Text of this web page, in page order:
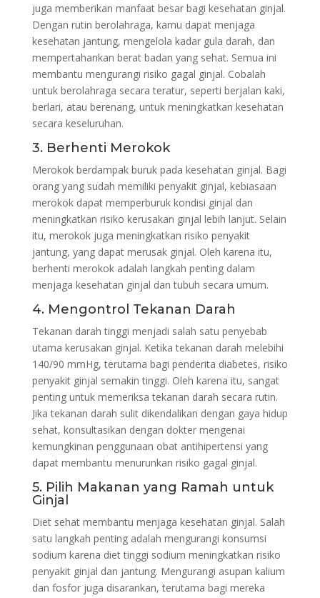
juga memberikan manfaat besar bagi kesehatan ginjal.
Dengan rutin berolahraga, kamu dapat menjaga
kesehatan jantung, mengelola kadar gula darah, dan
mempertahankan berat badan yang sehat. Semua ini
membantu mengurangi risiko gagal ginjal. Cobalah
untuk berolahraga secara teratur, seperti berjalan kaki,
berlari, atau berenang, untuk meningkatkan kesehatan
secara keseluruhan.
3. Berhenti Merokok
Merokok berdampak buruk pada kesehatan ginjal. Bagi
orang yang sudah memiliki penyakit ginjal, kebiasaan
merokok dapat memperburuk kondisi ginjal dan
meningkatkan risiko kerusakan ginjal lebih lanjut. Selain
itu, merokok juga meningkatkan risiko penyakit
jantung, yang dapat merusak ginjal. Oleh karena itu,
berhenti merokok adalah langkah penting dalam
menjaga kesehatan ginjal dan tubuh secara umum.
4. Mengontrol Tekanan Darah
Tekanan darah tinggi menjadi salah satu penyebab
utama kerusakan ginjal. Ketika tekanan darah melebihi
140/90 mmHg, terutama bagi penderita diabetes, risiko
penyakit ginjal semakin tinggi. Oleh karena itu, sangat
penting untuk memeriksa tekanan darah secara rutin.
Jika tekanan darah sulit dikendalikan dengan gaya hidup
sehat, konsultasikan dengan dokter mengenai
kemungkinan penggunaan obat antihipertensi yang
dapat membantu menurunkan risiko gagal ginjal.
5. Pilih Makanan yang Ramah untuk
Ginjal
Diet sehat membantu menjaga kesehatan ginjal. Salah
satu langkah penting adalah mengurangi konsumsi
sodium karena diet tinggi sodium meningkatkan risiko
penyakit ginjal dan jantung. Mengurangi asupan kalium
dan fosfor juga disarankan, terutama bagi mereka